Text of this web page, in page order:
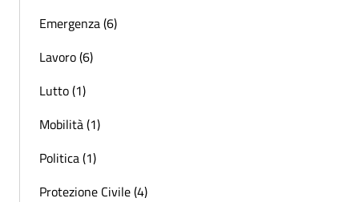
Emergenza (6)
Lavoro (6)
Lutto (1)
Mobilità (1)
Politica (1)
Protezione Civile (4)